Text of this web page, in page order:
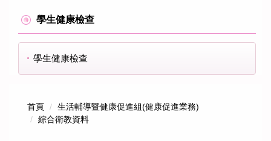
學生健康檢查
學生健康檢查
首頁
生活輔導暨健康促進組(健康促進業務)
綜合衛教資料